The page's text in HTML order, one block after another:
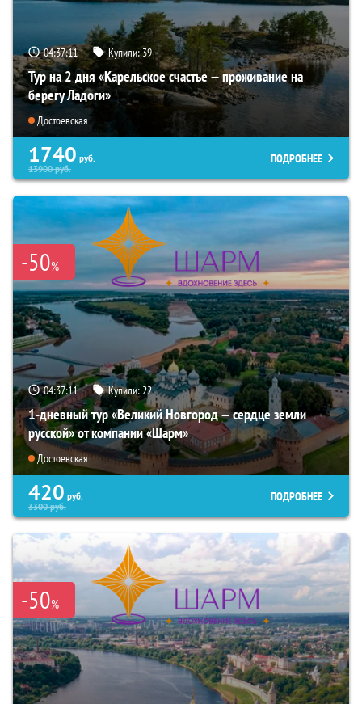
04:37:09 Купили:39
Тур на 2 дня «Карельское счастье — проживание на
берегу Ладоги»
Достоевская
1740 руб.
13900руб.
ПОДРОБНЕЕ
-50%
04:37:09 Купили:22
1-дневный тур «Великий Новгород — сердце земли
русской» от компании «Шарм»
Достоевская
420 руб.
3300руб.
ПОДРОБНЕЕ
-50%